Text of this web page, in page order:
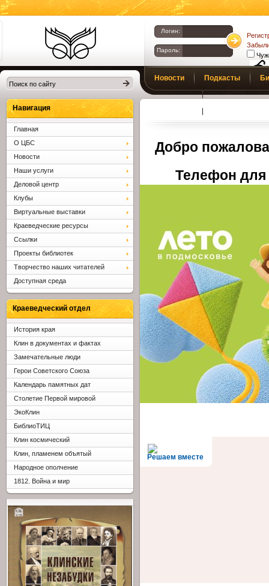
Библиотеки
Клина. Клинская
ЦБС.
Логин:
Пароль:
Новости Подкасты
Добро
Телефон для
Решаем вместе
Навигация
Главная
О ЦБС
Новости
Наши услуги
Деловой центр
Клубы
Виртуальные выставки
Краеведческие ресурсы
Ссылки
Проекты библиотек
Творчество наших читателей
Доступная среда
Краеведческий отдел
История края
Клин в документах и фактах
Замечательные люди
Герои Советского Союза
Календарь памятных дат
Столетие Первой мировой
ЭкоКлин
БиблиоТИЦ
Клин космический
Клин, пламенем объятый
Народное ополчение
1812. Война и мир